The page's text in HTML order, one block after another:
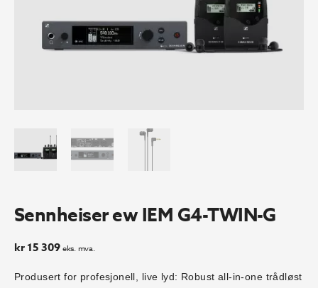
Sennheiser ew IEM G4-TWIN-G
kr15 309 eks. mva.
Produsert for profesjonell, live lyd: Robust all-in-one trådløst